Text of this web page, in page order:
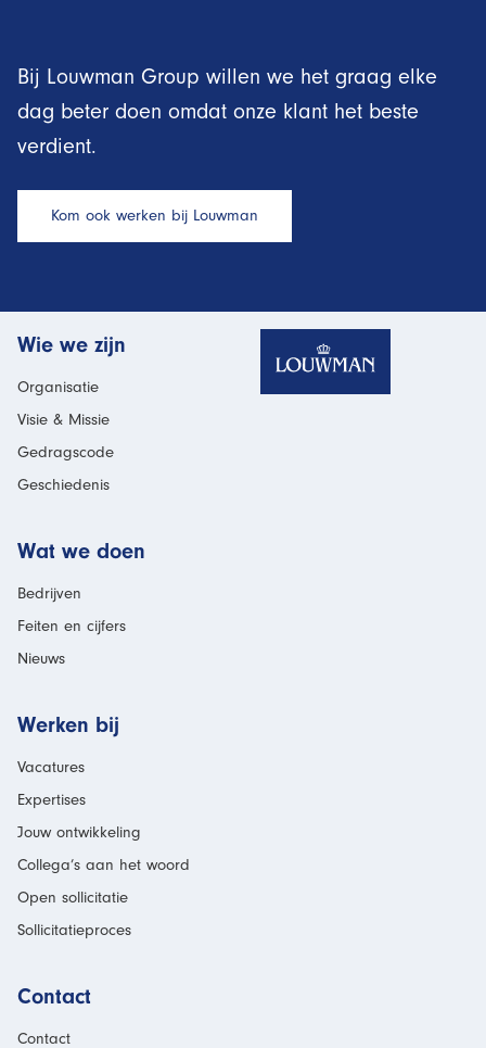
Bij Louwman Group willen we het graag elke
dag beter doen omdat onze klant het beste
verdient.
Kom ook werken bij Louwman
Wie we zijn
Organisatie
Visie & Missie
Gedragscode
Geschiedenis
Wat we doen
Bedrijven
Feiten en cijfers
Nieuws
Werken bij
Vacatures
Expertises
Jouw ontwikkeling
Collega’s aan het woord
Open sollicitatie
Sollicitatieproces
Contact
Contact